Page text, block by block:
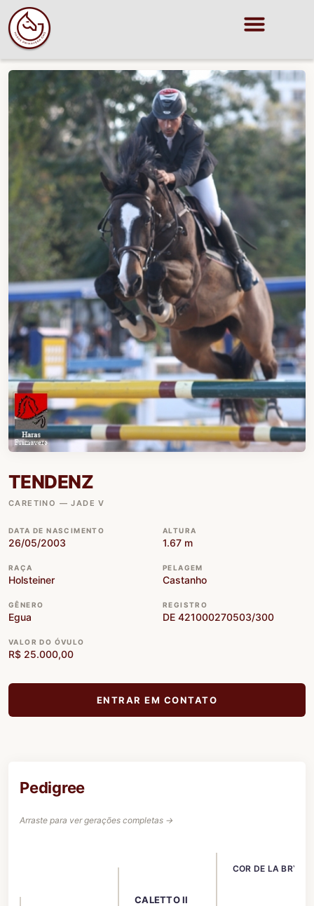
TENDENZ
CARETINO — JADE V
DATA DE NASCIMENTO
26/05/2003
ALTURA
1.67 m
RAÇA
Holsteiner
PELAGEM
Castanho
GÊNERO
Egua
REGISTRO
DE 421000270503/300
VALOR DO ÓVULO
R$ 25.000,00
ENTRAR EM CONTATO
Pedigree
Arraste para ver gerações completas →
CALETTO II
COR DE LA BRYERE